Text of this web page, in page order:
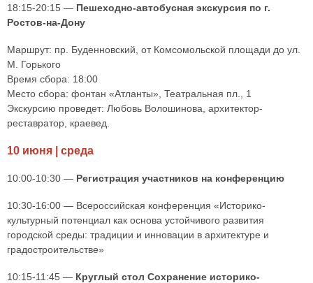
18:15-20:15 — Пешеходно-автобусная экскурсия по г.
Ростов-на-Дону
Маршрут: пр. Буденновский, от Комсомольской площади до ул.
М. Горького
Время сбора: 18:00
Место сбора: фонтан «Атланты», Театральная пл., 1
Экскурсию проведет: Любовь Волошинова, архитектор-
реставратор, краевед.
10 июня | среда
10:00-10:30 — Регистрация участников на конференцию
10:30-16:00 — Всероссийская конференция «Историко-
культурный потенциал как основа устойчивого развития
городской среды: традиции и инновации в архитектуре и
градостроительстве»
10:15-11:45 — Круглый стол Сохранение историко-